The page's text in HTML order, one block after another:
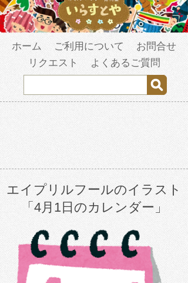
ホーム ご利用について
お問合せ
リクエスト
よくあるご質問
エイプリルフールのイラスト
「4月1日のカレンダー」